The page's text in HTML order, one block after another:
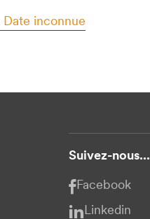
Date inconnue
Suivez-nous...
Facebook
Linkedin